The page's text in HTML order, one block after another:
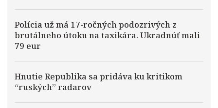
Polícia už má 17-ročných podozrivých z
brutálneho útoku na taxikára. Ukradnúť mali
79 eur
Hnutie Republika sa pridáva ku kritikom
“ruských” radarov